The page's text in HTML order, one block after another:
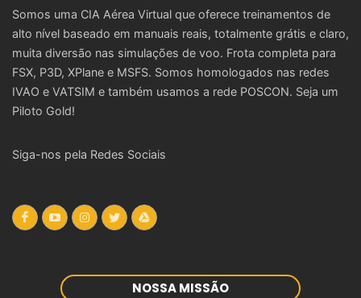
Somos uma CIA Aérea Virtual que oferece treinamentos de
alto nível baseado em manuais reais, totalmente grátis e claro,
muita diversão nas simulações de voo. Frota completa para
FSX, P3D, XPlane e MSFS. Somos homologados nas redes
IVAO e VATSIM e também usamos a rede POSCON. Seja um
Piloto Gold!
Siga-nos pela Redes Sociais
NOSSA MISSÃO